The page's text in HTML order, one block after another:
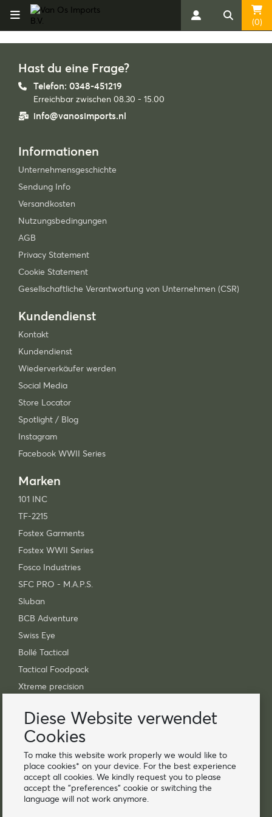
Diese Website verwendet
Cookies
To make this website work properly we would like to
place cookies* on your device. For the best experience
accept all cookies. We kindly request you to please
accept the "preferences" cookie or switching the
language will not work anymore.
(0)
Hast du eine Frage?
Telefon: 0348-451219
Erreichbar zwischen 08.30 - 15.00
info@vanosimports.nl
Informationen
Unternehmensgeschichte
Sendung Info
Versandkosten
Nutzungsbedingungen
AGB
Privacy Statement
Cookie Statement
Gesellschaftliche Verantwortung von Unternehmen (CSR)
Kundendienst
Kontakt
Kundendienst
Wiederverkäufer werden
Social Media
Store Locator
Spotlight / Blog
Instagram
Facebook WWII Series
Marken
101 INC
TF-2215
Fostex Garments
Fostex WWII Series
Fosco Industries
SFC PRO - M.A.P.S.
Sluban
BCB Adventure
Swiss Eye
Bollé Tactical
Tactical Foodpack
Xtreme precision
Kontakt
Großhandel Van Os Imports B.V.
Telefon: + 31 348 451 219
WhatsApp us!